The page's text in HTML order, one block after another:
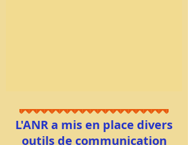
L'ANR a mis en place divers
outils de communication